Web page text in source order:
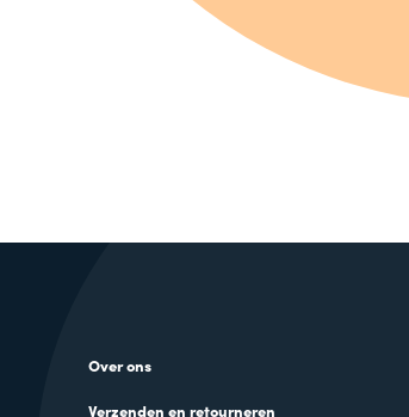
Over ons
Verzenden en retourneren